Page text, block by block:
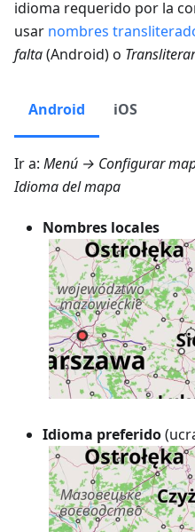
idioma requerido por la
usar nombres
falta(Android) o
Android iOS
Ir a: Menú → Configurar
Idioma del mapa
Nombres locales
Idioma preferido